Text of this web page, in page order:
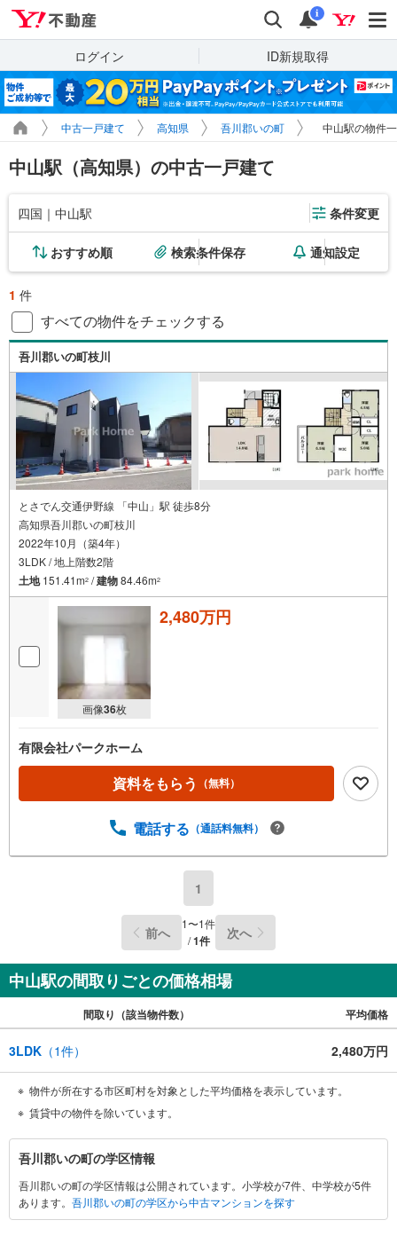
検索 通知
i
ログイン ID新規取得
中古一戸建て 高知県 吾川郡いの町 中山駅の物件
中山駅（高知県）の中古一戸建て
四国｜中山駅 条件変更
おすすめ順 検索条件保存 通知設定
1 件
すべての物件をチェックする
吾川郡いの町枝川
とさでん交通伊野線 「中山」駅 徒歩8分
高知県吾川郡いの町枝川
2022年10月（築4年）
3LDK / 地上階数2階
土地151.41m2 /建物84.46m2
画像36枚
2,480万円
有限会社パークホーム
資料をもらう （無料）
電話する （通話料無料）
1
前へ 1〜1件
/1件 次へ
中山駅の間取りごとの価格相場
間取り（該当物件数） 平均価格
3LDK （1件） 2,480万円
物件が所在する市区町村を対象とした平均価格を表示しています。
賃貸中の物件を除いています。
吾
川
郡
い
吾川郡いの町の学区情報
吾川郡いの町の学区情報は公開されています。小学校が7件、中学校が5件
あります。 吾川郡いの町の学区から中古マンションを探す